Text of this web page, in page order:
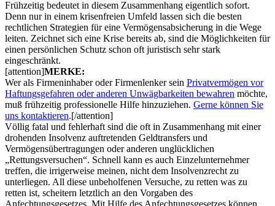
Frühzeitig bedeutet in diesem Zusammenhang eigentlich sofort.
Denn nur in einem krisenfreien Umfeld lassen sich die besten
rechtlichen Strategien für eine Vermögensabsicherung in die Wege
leiten. Zeichnet sich eine Krise bereits ab, sind die Möglichkeiten für
einen persönlichen Schutz schon oft juristisch sehr stark
eingeschränkt.
[attention]MERKE:
Wer als Firmeninhaber oder Firmenlenker sein Privatvermögen vor
Haftungsgefahren oder anderen Unwägbarkeiten bewahren möchte,
muß frühzeitig professionelle Hilfe hinzuziehen. Gerne können Sie
uns kontaktieren.[/attention]
Völlig fatal und fehlerhaft sind die oft in Zusammenhang mit einer
drohenden Insolvenz auftretenden Geldtransfers und
Vermögensübertragungen oder anderen unglücklichen
„Rettungsversuchen“. Schnell kann es auch Einzelunternehmer
treffen, die irrigerweise meinen, nicht dem Insolvenzrecht zu
unterliegen. All diese unbeholfenen Versuche, zu retten was zu
retten ist, scheitern letztlich an den Vorgaben des